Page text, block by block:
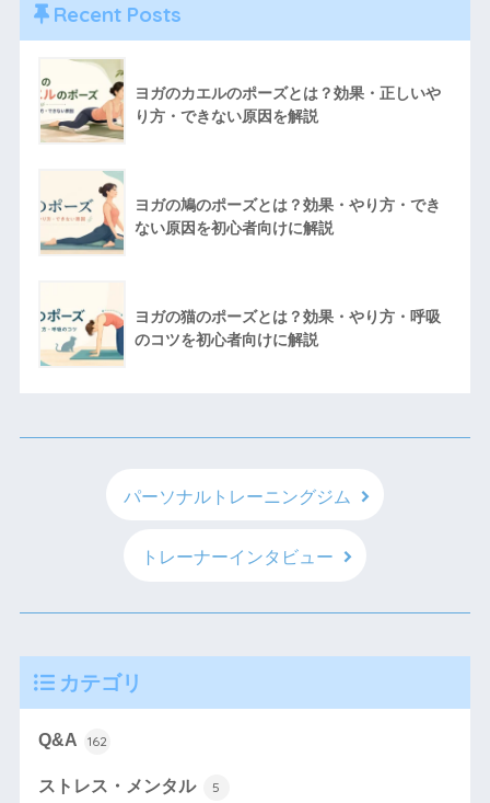
Recent Posts
ヨガのカエルのポーズとは？効果・正しいや
り方・できない原因を解説
ヨガの鳩のポーズとは？効果・やり方・でき
ない原因を初心者向けに解説
ヨガの猫のポーズとは？効果・やり方・呼吸
のコツを初心者向けに解説
パーソナルトレーニングジム
トレーナーインタビュー
カテゴリ
Q&A 162
ストレス・メンタル 5